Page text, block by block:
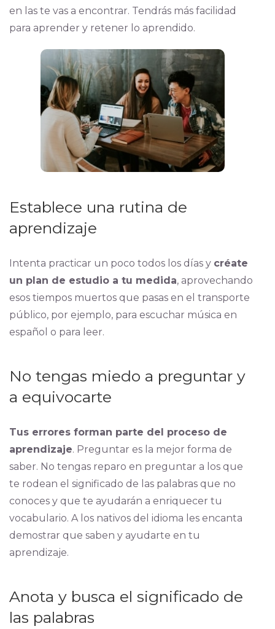
en las te vas a encontrar. Tendrás más facilidad
para aprender y retener lo aprendido.
Establece una rutina de
aprendizaje
Intenta practicar un poco todos los días y créate
un plan de estudio a tu medida, aprovechando
esos tiempos muertos que pasas en el transporte
público, por ejemplo, para escuchar música en
español o para leer.
No tengas miedo a preguntar y
a equivocarte
Tus errores forman parte del proceso de
aprendizaje. Preguntar es la mejor forma de
saber. No tengas reparo en preguntar a los que
te rodean el significado de las palabras que no
conoces y que te ayudarán a enriquecer tu
vocabulario. A los nativos del idioma les encanta
demostrar que saben y ayudarte en tu
aprendizaje.
Anota y busca el significado de
las palabras